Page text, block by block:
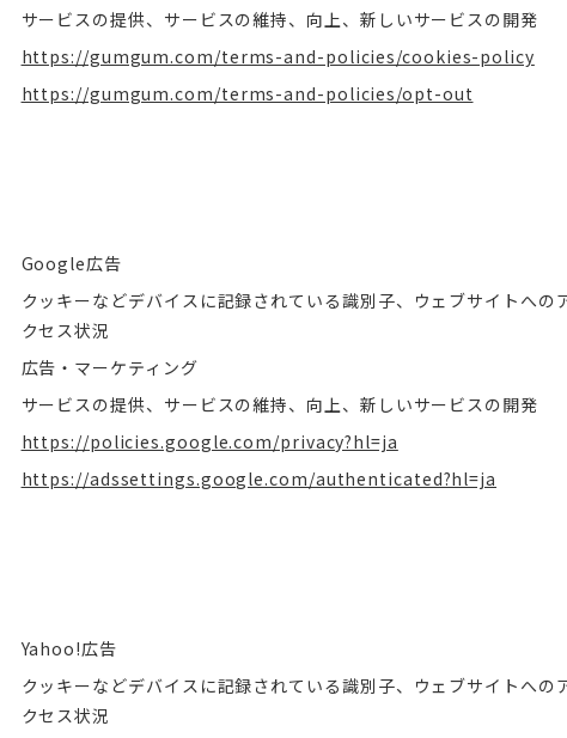
サービスの提供、サービスの維持、向上、新しいサービスの開発
https://gumgum.com/terms-and-policies/cookies-policy
https://gumgum.com/terms-and-policies/opt-out
Google広告
クッキーなどデバイスに記録されている識別子、ウェブサイトへの
クセス状況
広告・マーケティング
サービスの提供、サービスの維持、向上、新しいサービスの開発
https://policies.google.com/privacy?hl=ja
https://adssettings.google.com/authenticated?hl=ja
Yahoo!広告
クッキーなどデバイスに記録されている識別子、ウェブサイトへの
クセス状況